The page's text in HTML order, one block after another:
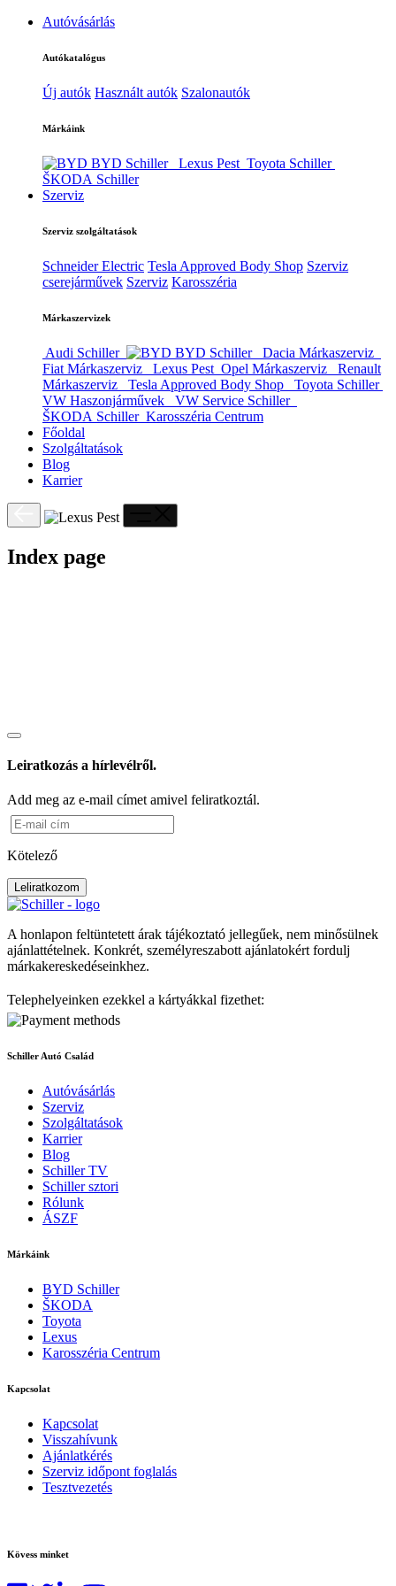
Autóvásárlás
Autókatalógus
Új autók Használt autók Szalonautók
Márkáink
BYD Schiller Lexus Pest Toyota Schiller
ŠKODA Schiller
Szerviz
Szerviz szolgáltatások
Schneider Electric Tesla Approved Body Shop Szerviz
cserejárművek Szerviz Karosszéria
Márkaszervizek
Audi Schiller BYD Schiller
Dacia Márkaszerviz
Fiat Márkaszerviz
Lexus Pest Opel Márkaszerviz
Renault
Márkaszerviz
Tesla Approved Body Shop
Toyota Schiller
VW Haszonjárművek
VW Service Schiller
ŠKODA Schiller Karosszéria Centrum
Főoldal
Szolgáltatások
Blog
Karrier
Index page
Leiratkozás a hírlevélről.
Add meg az e-mail címet amivel feliratkoztál.
Kötelező
Leliratkozom
A honlapon feltüntetett árak tájékoztató jellegűek, nem minősülnek
ajánlattételnek. Konkrét, személyreszabott ajánlatokért fordulj
márkakereskedéseinkhez.
Telephelyeinken ezekkel a kártyákkal fizethet:
Schiller Autó Család
Autóvásárlás
Szerviz
Szolgáltatások
Karrier
Blog
Schiller TV
Schiller sztori
Rólunk
ÁSZF
Márkáink
BYD Schiller
ŠKODA
Toyota
Lexus
Karosszéria Centrum
Kapcsolat
Kapcsolat
Visszahívunk
Ajánlatkérés
Szerviz időpont foglalás
Tesztvezetés
Kövess minket